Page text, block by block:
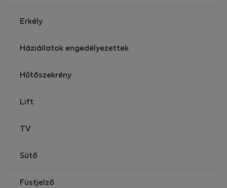
Erkély
Háziállatok engedélyezettek
Hűtőszekrény
Lift
TV
Sütő
Füstjelző